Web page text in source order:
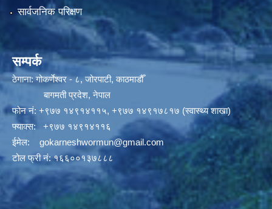
सार्वजनिक परिक्षण
सम्पर्क
ठेगाना: गोकर्णेश्वर - ८, जोरपाटी, काठमाडौँ
बागमती प्रदेश, नेपाल
फोन नं: +९७७ १४९१४११५, +९७७ १४९१७८१७ (स्वास्थ्य शाखा)
फ्याक्स: +९७७ १४९१४११६
ईमेल: gokarneshwormun@gmail.com
टोल फ्री नं:१६६००१३७८८८